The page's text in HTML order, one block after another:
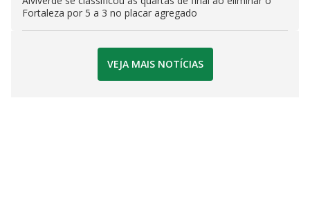
Fortaleza por 5 a 3 no placar agregado
VEJA MAIS NOTÍCIAS